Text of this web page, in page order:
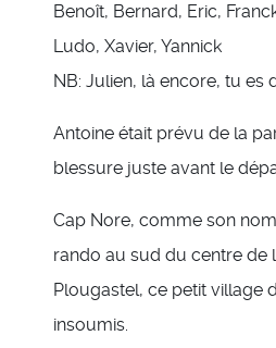
Benoît, Bernard, Eric,
Ludo, Xavier, Yannick
NB: Julien, là encore, tu es
Antoine était prévu de la
blessure juste avant le
Cap Nore, comme son
rando au sud du centre de
Plougastel, ce petit village
insoumis.